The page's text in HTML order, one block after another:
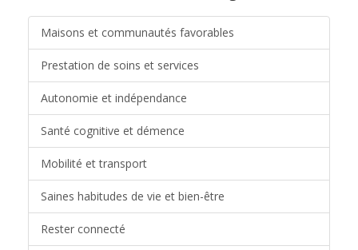
Maisons et communautés favorables
Prestation de soins et services
Autonomie et indépendance
Santé cognitive et démence
Mobilité et transport
Saines habitudes de vie et bien-être
Rester connecté